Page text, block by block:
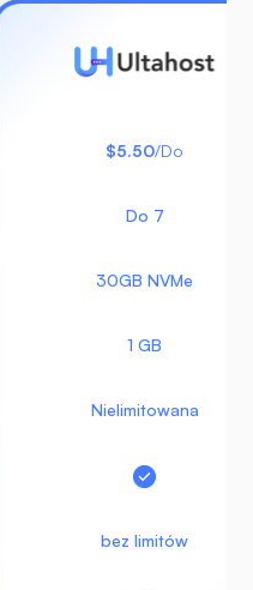
$5.50/Do
Do 7
30GB NVMe
1 GB
Nielimitowana
bez limitów